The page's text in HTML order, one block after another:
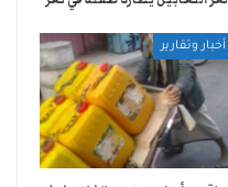
أخبار وتقارير